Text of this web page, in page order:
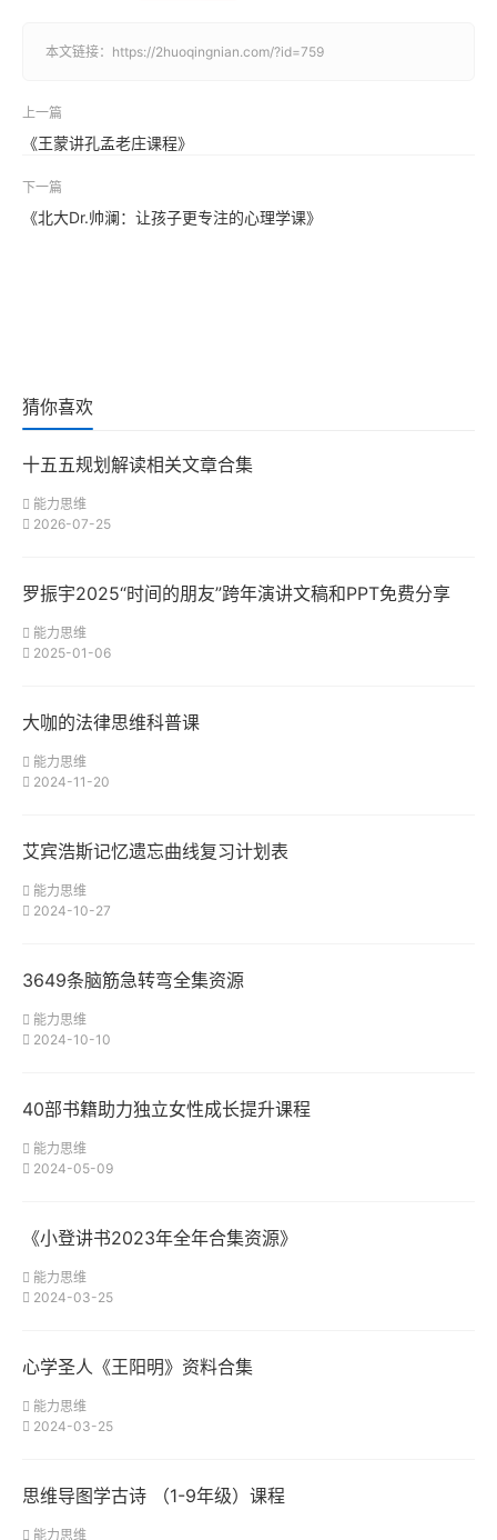
本文链接： https://2huoqingnian.com/?id=759
上一篇
《王蒙讲孔孟老庄课程》
下一篇
《北大Dr.帅澜：让孩子更专注的心理学课》
猜你喜欢
十五五规划解读相关文章合集
能力思维
2026-07-25
罗振宇2025“时间的朋友”跨年演讲文稿和PPT免费分享
能力思维
2025-01-06
大咖的法律思维科普课
能力思维
2024-11-20
艾宾浩斯记忆遗忘曲线复习计划表
能力思维
2024-10-27
3649条脑筋急转弯全集资源
能力思维
2024-10-10
40部书籍助力独立女性成长提升课程
能力思维
2024-05-09
《小登讲书2023年全年合集资源》
能力思维
2024-03-25
心学圣人《王阳明》资料合集
能力思维
2024-03-25
思维导图学古诗 （1-9年级）课程
能力思维